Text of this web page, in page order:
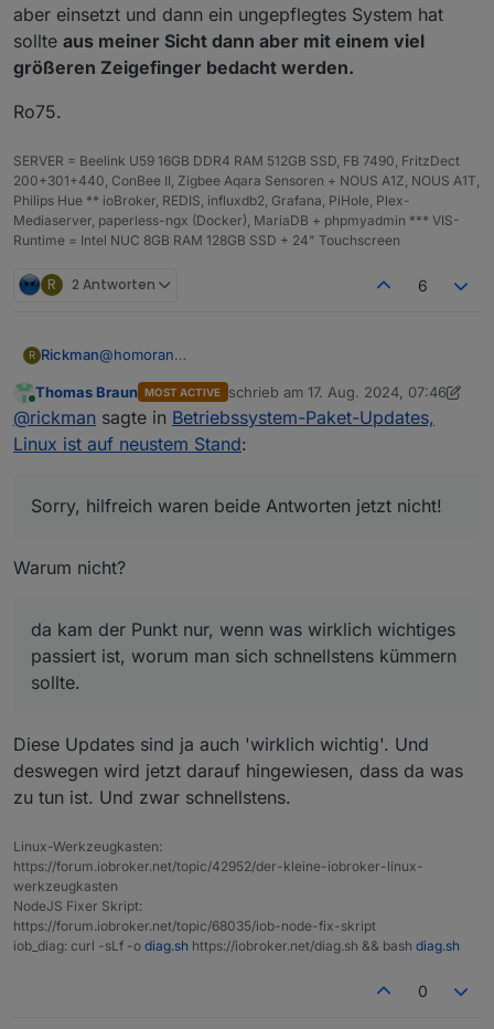
aber einsetzt und dann ein ungepflegtes System hat
sollte aus meiner Sicht dann aber mit einem viel
größeren Zeigefinger bedacht werden.
Ro75.
SERVER = Beelink U59 16GB DDR4 RAM 512GB SSD, FB 7490, FritzDect
200+301+440, ConBee II, Zigbee Aqara Sensoren + NOUS A1Z, NOUS A1T,
Philips Hue ** ioBroker, REDIS, influxdb2, Grafana, PiHole, Plex-
Mediaserver, paperless-ngx (Docker), MariaDB + phpmyadmin *** VIS-
Runtime = Intel NUC 8GB RAM 128GB SSD + 24" Touchscreen
R 2 Antworten 6
R Rickman@homoran
ein Betriebssystemupdate da ist. Das gab es so
vorher nicht - da kam der Punkt nur, wenn was
wirklich wichtiges passiert ist, worum man sich
@Thomas-Braun
Danke für den Hinweis, das weiß ich ebenfalls. Nur
mache ich das gerne ohne ständig beim öffnen vom
Sorry, hilfreich waren beide Antworten jetzt nicht!
gereicht.
Fall einfach nur: So wichtig wie ein Kropf und kann
Online
Thomas Braun MOST ACTIVE schrieb am 17. Aug. 2024, 07:46
zuletzt editiert von Thomas Braun
@rickman sagte in Betriebssystem-Paket-Updates,
Linux ist auf neustem Stand:
Sorry, hilfreich waren beide Antworten jetzt nicht!
Warum nicht?
da kam der Punkt nur, wenn was wirklich wichtiges
passiert ist, worum man sich schnellstens kümmern
sollte.
Diese Updates sind ja auch 'wirklich wichtig'. Und
deswegen wird jetzt darauf hingewiesen, dass da was
zu tun ist. Und zwar schnellstens.
Linux-Werkzeugkasten:
https://forum.iobroker.net/topic/42952/der-kleine-iobroker-linux-
werkzeugkasten
NodeJS Fixer Skript:
https://forum.iobroker.net/topic/68035/iob-node-fix-skript
iob_diag: curl -sLf -o diag.sh https://iobroker.net/diag.sh && bash diag.sh
0